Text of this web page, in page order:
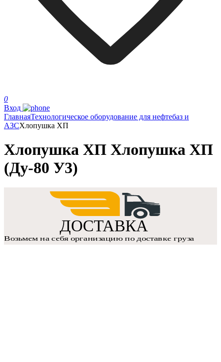
0
Вход
ГлавнаяТехнологическое оборудование для нефтебаз и
АЗСХлопушка ХП
Хлопушка ХП Хлопушка ХП
(Ду-80 У3)